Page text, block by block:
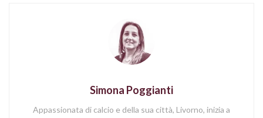
Simona Poggianti
Appassionata di calcio e della sua città, Livorno, inizia a